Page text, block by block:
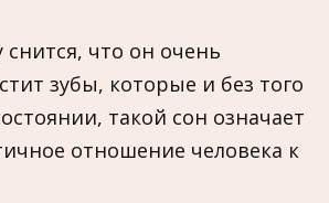
снится, что он очень
зубы, которые и без того
такой сон означает
отношение человека к